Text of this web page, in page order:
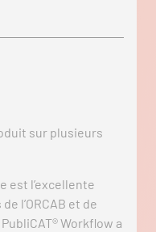
sur plusieurs
est l’excellente
l’ORCAB et de
Workflow a